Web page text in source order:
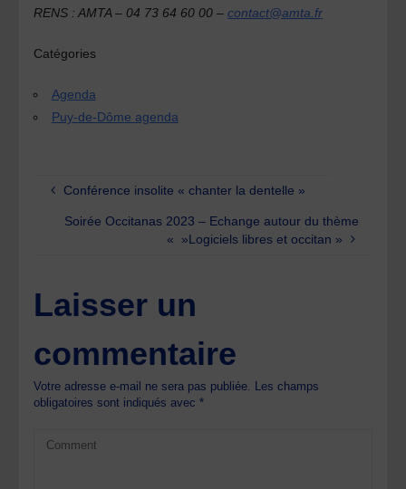
RENS : AMTA – 04 73 64 60 00 –contact@amta.fr
Catégories
Agenda
Puy-de-Dôme agenda
Conférence insolite « chanter la dentelle »
Soirée Occitanas 2023 – Echange autour du thème
« »Logiciels libres et occitan »
Laisser un
commentaire
Votre adresse e-mail ne sera pas publiée. Les champs
obligatoires sont indiqués avec*